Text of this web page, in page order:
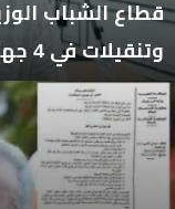
وتنقيلات في 4 جهات